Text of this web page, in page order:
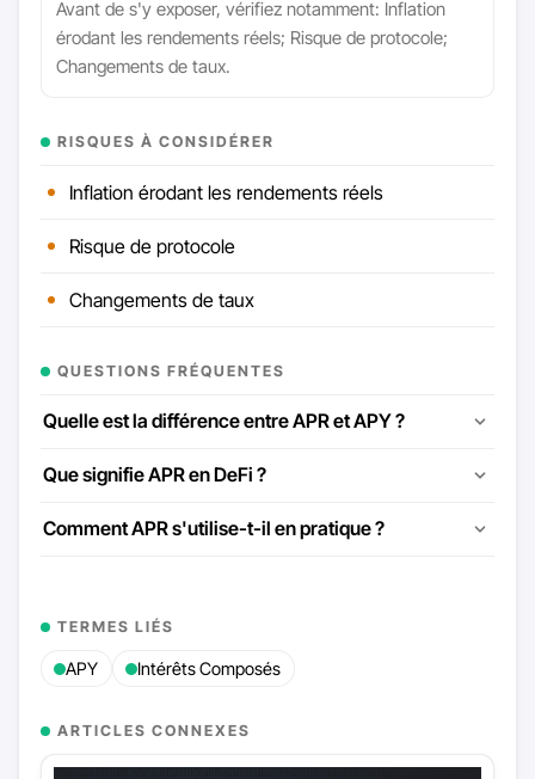
Avant de s'y exposer, vérifiez notamment: Inflation
érodant les rendements réels; Risque de protocole;
Changements de taux.
RISQUES À CONSIDÉRER
Inflation érodant les rendements réels
Risque de protocole
Changements de taux
QUESTIONS FRÉQUENTES
Quelle est la différence entre APR et APY ?
Que signifie APR en DeFi ?
Comment APR s'utilise-t-il en pratique ?
TERMES LIÉS
APY Intérêts Composés
ARTICLES CONNEXES